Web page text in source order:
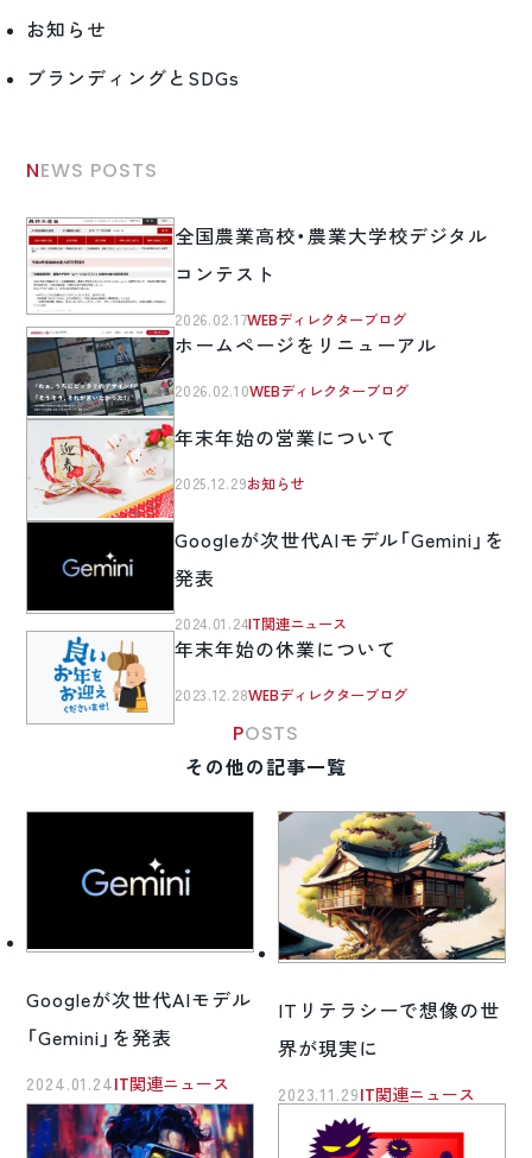
お知らせ
ブランディングとSDGs
NEWS POSTS
全国農業高校・農業大学校デジタル
コンテスト
2026.02.17WEBディレクターブログ
ホームページをリニューアル
2026.02.10WEBディレクターブログ
年末年始の営業について
2025.12.29お知らせ
Googleが次世代AIモデル「Gemini」を
発表
2024.01.24IT関連ニュース
年末年始の休業について
2023.12.28WEBディレクターブログ
POSTS
その他の記事一覧
Googleが次世代AIモデル
「Gemini」を発表
2024.01.24 IT関連ニュース
ITリテラシーで想像の世
界が現実に
2023.11.29 IT関連ニュース